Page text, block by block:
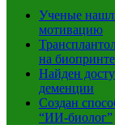
Ученые
мотивацию
на
Найден
деменции
Создан
“ИИ-биолог”